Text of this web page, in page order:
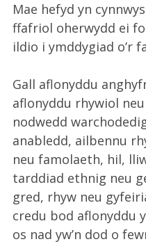
Mae hefyd yn
ffafriol oherwydd ei
ildio i ymddygiad o’r
Gall aflonyddu
aflonyddu rhywiol
nodwedd
anabledd, ailbennu
neu famolaeth, hil,
tarddiad ethnig neu
gred, rhyw neu
credu bod aflonyddu
os nad yw’n dod o